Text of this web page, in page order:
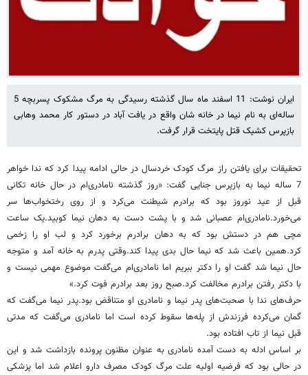
ایران نوشت: 11 اسفند ماه سال گذشته رسیدگی به مرگ مشکوک پسربچه 5
ساله‌ای به نام نیما در خانه شان واقع در یافت آباد در دستور کار محمد وهابی
بازپرس کشیک قتل پایتخت قرار گرفت.
تحقیقات برای یافتن راز مرگ کودک خردسال در حالی ادامه پیدا کرد که ندا خواهر
7 ساله نیما به بازپرس جنایی گفت: «روز گذشته نامادری‌ام در حال خانه تکانی
قبل از عید نوروز بود که برادرم شیطنت می‌کرد و از روی رختخواب‌ها سر
می‌خورد.نامادری‌ام عصبانی شد و با پشت دست به دهان نیما کوبید.یک ساعت
مچی هم در دستش بود که به دهان برادرم برخورد کرد و لب او را زخمی
کرد.همین باعث شد که نیما حال بدی پیدا کند.وقتی پدرم به خانه آمد و متوجه
حال نیما شد گفت او را دکتر ببریم اما نامادری‌ام می‌گفت موضوع مهمی نیست و
با دکتر رفتن برادرم مخالفت کرد.صبح روز بعد برادرم فوت کرد.»
حرف‌های ندا با صحبت‌های پدر نیما و نامادری او متناقض بود.پدر نیما می‌گفت که
گمان می‌کرده فرزندش از پله‌ها سقوط کرده است اما نامادری می‌گفت که مدتی
قبل نیما از تاب افتاده بود.
بر اساس ادله به دست آمده نامادری به عنوان مظنون پرونده بازداشت شد و این
در حالی بود که فرضیه اولیه علت مرگ کودک مصرف دارو اعلام شد اما پزشکی